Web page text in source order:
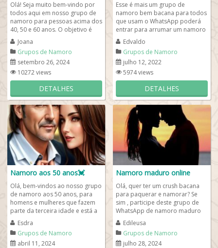
Olá! Seja muito bem-vindo por
todos aqui em nosso grupo de
namoro para pessoas acima dos
40, 50 e 60 anos. O objetivo é
encontrar aquele(a)...
Joana
Grupos de Namoro
setembro 26, 2024
10272 views
DETALHES
Esse é mais um grupo de
namoro bem bacana para todos
que usam o WhatsApp poderá
entrar para arrumar um namoro
católico. Para participar do
nosso grupo é...
Edvaldo
Grupos de Namoro
julho 12, 2022
5974 views
DETALHES
Namoro aos 50 anos💓
Olá, bem-vindos ao nosso grupo
de namoro aos 50 anos, para
homens e mulheres que fazem
parte da terceira idade e está a
procura de um grande amor. O
bate papo...
Esdra
Grupos de Namoro
abril 11, 2024
Namoro maduro online
Olá, quer ter um crush bacana
para paquerar e namorar? Se
sim , participe deste grupo de
WhatsApp de namoro maduro
online gratuitamente. Portanto,
entre...
Edileusa
Grupos de Namoro
julho 28, 2024